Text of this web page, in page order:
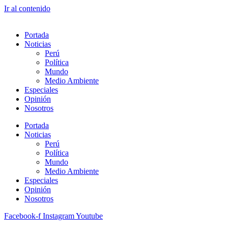
Ir al contenido
Portada
Noticias
Perú
Política
Mundo
Medio Ambiente
Especiales
Opinión
Nosotros
Portada
Noticias
Perú
Política
Mundo
Medio Ambiente
Especiales
Opinión
Nosotros
Facebook-f InstagramYoutube